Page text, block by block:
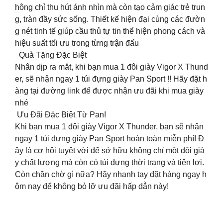
hông chỉ thu hút ánh nhìn mà còn tạo cảm giác trẻ trun
g, tràn đầy sức sống. Thiết kế hiện đại cùng các đườn
g nét tinh tế giúp cầu thủ tự tin thể hiện phong cách và
hiệu suất tối ưu trong từng trận đấu
Quà Tặng Đặc Biệt️
Nhân dịp ra mắt, khi bạn mua 1 đôi giày Vigor X Thund
er, sẽ nhận ngay 1 túi đựng giày Pan Sport !! Hãy đặt h
àng tại đường link để được nhận ưu đãi khi mua giày
nhé
Ưu Đãi Đặc Biệt Từ Pan!
Khi bạn mua 1 đôi giày Vigor X Thunder, bạn sẽ nhận
ngay 1 túi đựng giày Pan Sport hoàn toàn miễn phí! Đ
ây là cơ hội tuyệt vời để sở hữu không chỉ một đôi già
y chất lượng mà còn có túi đựng thời trang và tiện lợi.
Còn chần chờ gì nữa? Hãy nhanh tay đặt hàng ngay h
ôm nay để không bỏ lỡ ưu đãi hấp dẫn này!